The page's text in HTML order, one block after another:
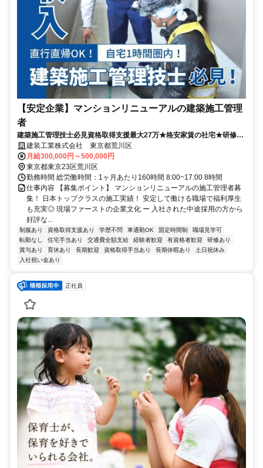
【安定企業】マンションリニューアルの建築施工管理
者
建築施工管理技士必見資格取得支援最大27万★格安家賃の社宅★研修あ
り 建装工業株式会社 東京都荒川区
月給300,000円～500,000円
東京都東京23区荒川区
勤務時間 総労働時間：1ヶ月あたり160時間 8:00~17:00 8時間
仕事内容 【募集ポイント】 マンションリニューアルの施工管理者募
集！ 日本トップクラスの施工実績！ 安定して働ける職場で福利厚生
も充実◎ 現場ファーストの企業文化 ー 入社された中途採用の方から
好評な...
制服あり 資格取得支援あり 学歴不問 車通勤OK 固定時間制
職場見学可
転勤なし
住宅手当あり 交通費全額支給 経験者歓迎 有資格者歓迎
研修あり
賞与あり
育休あり 長期歓迎 資格取得手当あり 長期休暇あり
土日祝休み
入社祝い金あり
正社員